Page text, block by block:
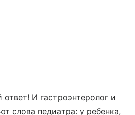
И гастроэнтеролог и
слова педиатра: у ребенка,